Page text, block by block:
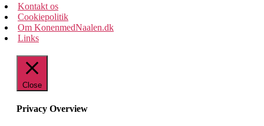
Kontakt os
Cookiepolitik
Om KonenmedNaalen.dk
Links
Close
Privacy Overview